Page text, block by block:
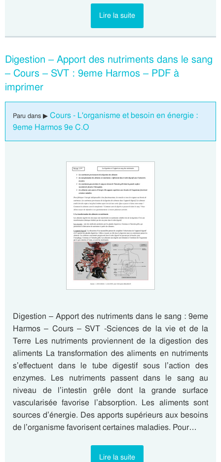
Lire la suite
Digestion – Apport des nutriments dans le sang
– Cours – SVT : 9eme Harmos – PDF à
imprimer
Paru dans ▶ Cours - L'organisme et besoin en énergie :
9eme Harmos 9e C.O
Digestion – Apport des nutriments dans le sang : 9eme
Harmos – Cours – SVT -Sciences de la vie et de la
Terre Les nutriments proviennent de la digestion des
aliments La transformation des aliments en nutriments
s’effectuent dans le tube digestif sous l’action des
enzymes. Les nutriments passent dans le sang au
niveau de l’intestin grêle dont la grande surface
vascularisée favorise l’absorption. Les aliments sont
sources d’énergie. Des apports supérieurs aux besoins
de l’organisme favorisent certaines maladies. Pour…
Lire la suite